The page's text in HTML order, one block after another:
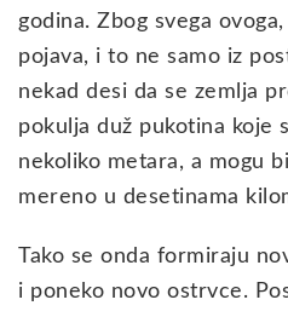
godina. Zbog svega
pojava, i to ne samo iz
nekad desi da se zemlja
pokulja duž pukotina koje
nekoliko metara, a mogu
mereno u desetinama
Tako se onda formiraju
i poneko novo ostrvce.